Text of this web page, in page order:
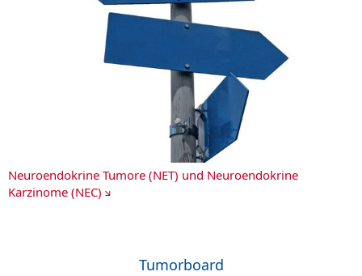
Neuroendokrine Tumore (NET) und Neuroendokrine
Karzinome (NEC)
Tumorboard